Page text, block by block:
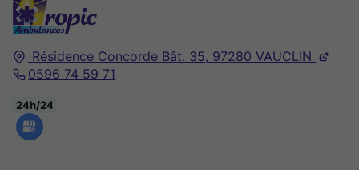
Résidence Concorde Bât. 35, 97280 VAUCLIN
0596 74 59 71
24h/24